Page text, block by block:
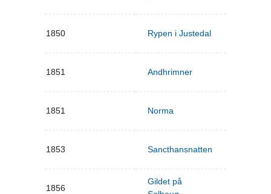
1850 Rypen i Justedal
1851 Andhrimner
1851 Norma
1853 Sancthansnatten
1856
Gildet på